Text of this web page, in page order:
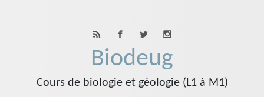
Biodeug
Cours de biologie et géologie (L1 à M1)